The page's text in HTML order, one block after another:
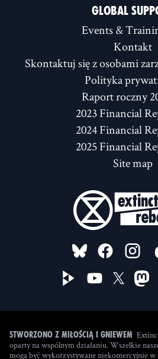
GLOBAL
Events &
Kontakt
Skontaktuj się z osobami
Polityka
Raport roczny
2023 Financial
2024 Financial
2025 Financial
Site map
FOLLOW
Stworzono z miłością i gniewem
oparty na wspólnym działaniu. Wszelkie
mogą być wykorzystywane niekomercyjnie